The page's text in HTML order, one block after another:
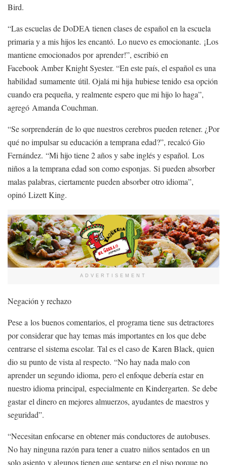
Bird.
“Las escuelas de DoDEA tienen clases de español en la escuela
primaria y a mis hijos les encantó. Lo nuevo es emocionante. ¡Los
mantiene emocionados por aprender!”, escribió en
Facebook Amber Knight Syester. “En este país, el español es una
habilidad sumamente útil. Ojalá mi hija hubiese tenido esa opción
cuando era pequeña, y realmente espero que mi hijo lo haga”,
agregó Amanda Couchman.
“Se sorprenderán de lo que nuestros cerebros pueden retener. ¿Por
qué no impulsar su educación a temprana edad?”, recalcó Gio
Fernández. “Mi hijo tiene 2 años y sabe inglés y español. Los
niños a la temprana edad son como esponjas. Si pueden absorber
malas palabras, ciertamente pueden absorber otro idioma”,
opinó Lizett King.
ADVERTISEMENT
Negación y rechazo
Pese a los buenos comentarios, el programa tiene sus detractores
por considerar que hay temas más importantes en los que debe
centrarse el sistema escolar. Tal es el caso de Karen Black, quien
dio su punto de vista al respecto. “No hay nada malo con
aprender un segundo idioma, pero el enfoque debería estar en
nuestro idioma principal, especialmente en Kindergarten. Se debe
gastar el dinero en mejores almuerzos, ayudantes de maestros y
seguridad”.
“Necesitan enfocarse en obtener más conductores de autobuses.
No hay ninguna razón para tener a cuatro niños sentados en un
solo asiento y algunos tienen que sentarse en el piso porque no